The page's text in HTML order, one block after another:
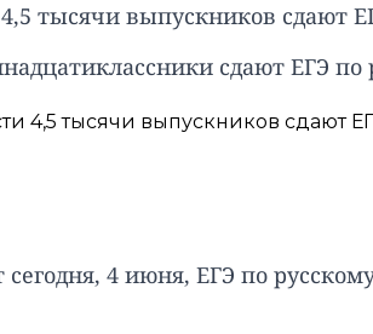
тысячи выпускников сдают
сдают ЕГЭ по
4 июня, ЕГЭ по